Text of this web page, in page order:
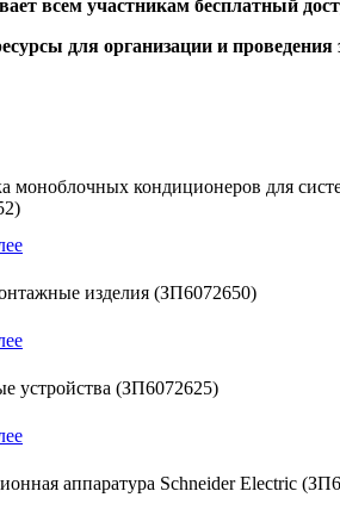
всем участникам бесплатный
для организации и
моноблочных кондиционеров для
изделия (ЗП6072650)
устройства (ЗП6072625)
аппаратура Schneider Electric